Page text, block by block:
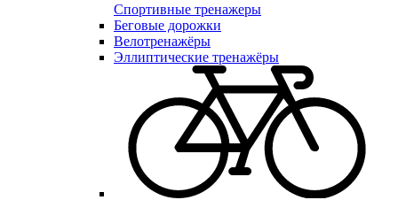
Спортивные тренажеры
Беговые дорожки
Велотренажёры
Эллиптические тренажёры